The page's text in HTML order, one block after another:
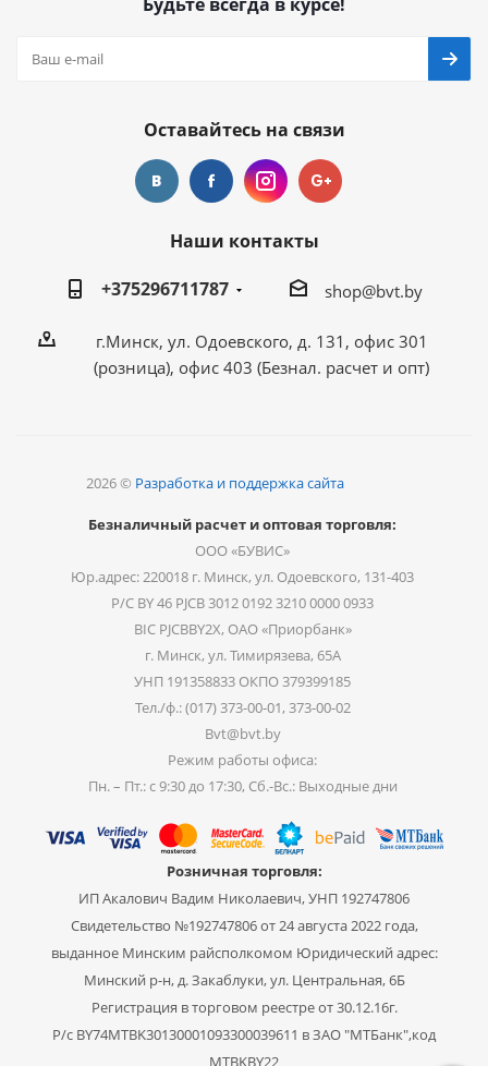
Оставайтесь на связи
Наши контакты
+375296711787
shop@bvt.by
г.Минск, ул. Одоевского, д. 131, офис 301
(розница), офис 403 (Безнал. расчет и опт)
2026 © Разработка и поддержка сайта
Безналичный расчет и оптовая торговля:
ООО «БУВИС»
Юр.адрес: 220018 г. Минск, ул. Одоевского, 131-403
Р/С BY 46 PJCB 3012 0192 3210 0000 0933
BIC PJCBBY2X, ОАО «Приорбанк»
г. Минск, ул. Тимирязева, 65А
УНП 191358833 ОКПО 379399185
Тел./ф.: (017) 373-00-01, 373-00-02
Bvt@bvt.by
Режим работы офиса:
Пн. – Пт.: с 9:30 до 17:30, Сб.-Вс.: Выходные дни
Розничная торговля:
ИП Акалович Вадим Николаевич, УНП 192747806
Свидетельство №192747806 от 24 августа 2022 года,
выданное Минским райсполкомом Юридический адрес:
Минский р-н, д. Закаблуки, ул. Центральная, 6Б
Регистрация в торговом реестре от 30.12.16г.
Р/с BY74MTBK30130001093300039611 в ЗАО "МТБанк",код
MTBKBY22